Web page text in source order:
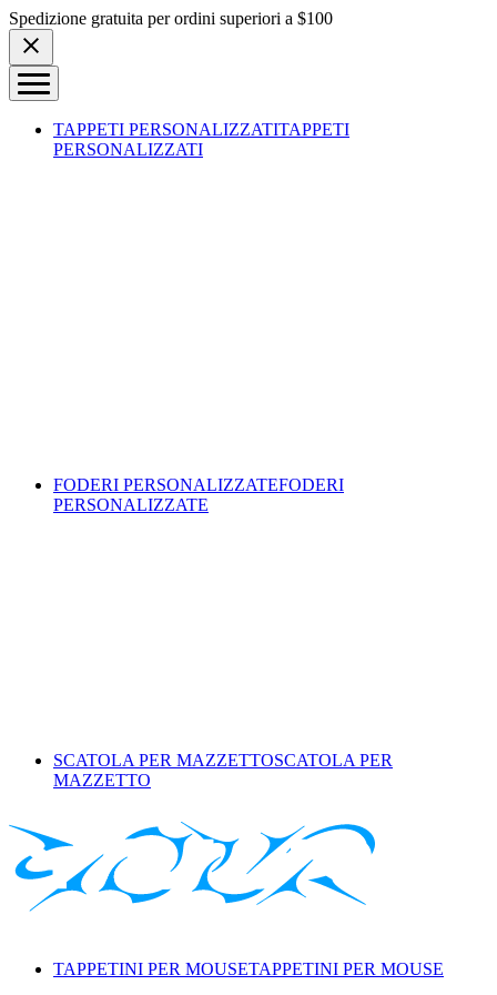
Skip to content
Spedizione gratuita per ordini superiori a $100
TAPPETI PERSONALIZZATITAPPETI
PERSONALIZZATI
FODERI PERSONALIZZATEFODERI
PERSONALIZZATE
SCATOLA PER MAZZETTOSCATOLA PER
MAZZETTO
TAPPETINI PER MOUSETAPPETINI PER MOUSE